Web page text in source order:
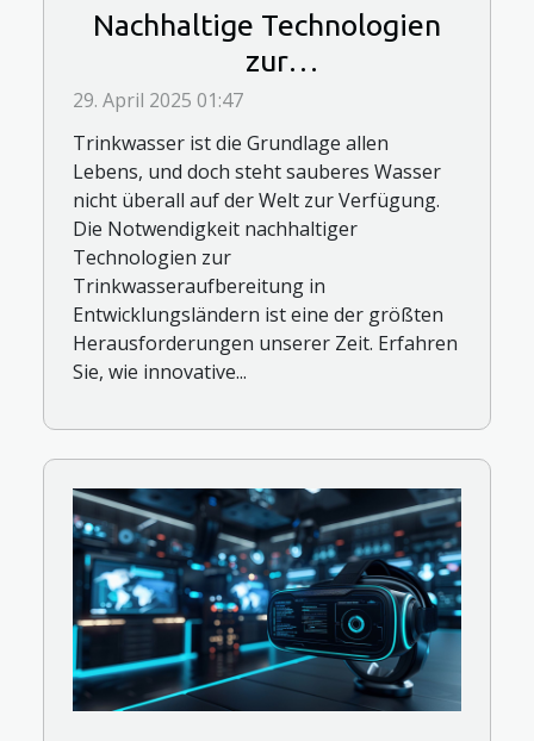
Nachhaltige Technologien
zur
Trinkwasseraufbereitung in
Entwicklungsländern
29. April 2025 01:47
Trinkwasser ist die Grundlage allen
Lebens, und doch steht sauberes Wasser
nicht überall auf der Welt zur Verfügung.
Die Notwendigkeit nachhaltiger
Technologien zur
Trinkwasseraufbereitung in
Entwicklungsländern ist eine der größten
Herausforderungen unserer Zeit. Erfahren
Sie, wie innovative...